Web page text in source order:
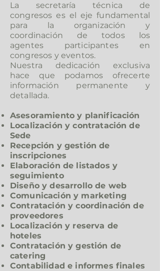
La secretaría técnica de
congresos es el eje fundamental
para la organización y
coordinación de todos los
agentes participantes en
congresos y eventos.
Nuestra dedicación exclusiva
hace que podamos ofrecerte
información permanente y
detallada.
Asesoramiento y planificación
Localización y contratación de
Sede
Recepción y gestión de
inscripciones
Elaboración de listados y
seguimiento
Diseño y desarrollo de web
Comunicación y marketing
Contratación y coordinación de
proveedores
Localización y reserva de
hoteles
Contratación y gestión de
catering
Contabilidad e informes finales